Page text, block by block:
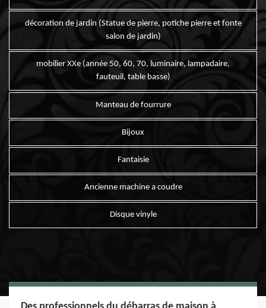
décoration de jardin (Statue de pierre, potiche pierre et fonte
salon de jardin)
mobilier XXe (année 50, 60, 70, luminaire, lampadaire,
fauteuil, table basse)
Manteau de fourrure
Bijoux
Fantaisie
Ancienne machine a coudre
Disque vinyle